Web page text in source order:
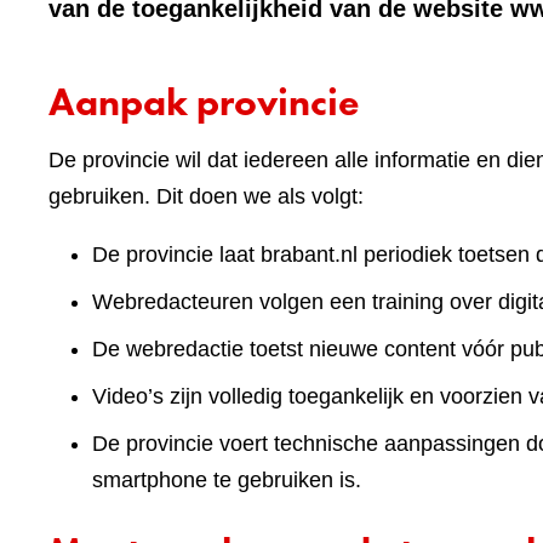
van de toegankelijkheid van de website
Aanpak provincie
De provincie wil dat iedereen alle informatie en
gebruiken. Dit doen we als volgt:
De provincie laat brabant.nl periodiek toetsen
Webredacteuren volgen een training over
De webredactie toetst nieuwe content vóór
Video’s zijn volledig toegankelijk en voorzien
De provincie voert technische aanpassingen
smartphone te gebruiken is.